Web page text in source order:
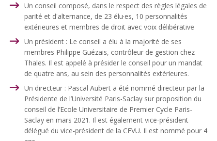
Un conseil composé, dans le respect des règles légales de
parité et d'alternance, de 23 élu·es, 10 personnalités
extérieures et membres de droit avec voix délibérative
Un président : Le conseil a élu à la majorité de ses
membres Philippe Guézais, contrôleur de gestion chez
Thales. Il est appelé à présider le conseil pour un mandat
de quatre ans, au sein des personnalités extérieures.
Un directeur : Pascal Aubert a été nommé directeur par la
Présidente de l’Université Paris-Saclay sur proposition du
conseil de l’Ecole Universitaire de Premier Cycle Paris-
Saclay en mars 2021. Il est également vice-président
délégué du vice-président de la CFVU. Il est nommé pour 4